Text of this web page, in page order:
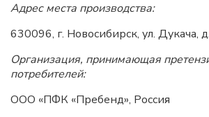
Адрес места производства:
630096, г. Новосибирск, ул. Дукача,
Организация, принимающая
потребителей:
ООО «ПФК «Пребенд», Россия